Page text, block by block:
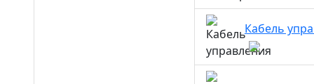
Кабель